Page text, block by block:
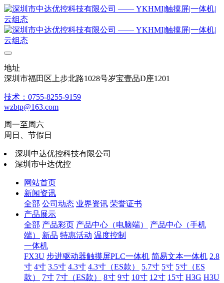
地址
深圳市福田区上步北路1028号岁宝壹品D座1201
技术：0755-8255-9159
wzbtp@163.com
周一至周六
周日、节假日
深圳中达优控科技有限公司
深圳市中达优控
网站首页
新闻资讯
全部 公司动态 业界资讯 荣誉证书
产品展示
全部 产品彩页 产品中心（电脑端）
产品中心（手机
端）
新品 特惠活动 温度控制
一体机
FX3U 步进驱动器触摸屏PLC一体机 简易文本一体机 2.8
寸 4寸 3.5寸 4.3寸 4.3寸（ES款） 5.7寸 5寸 5寸（ES
款）
7寸 7寸（ES款） 8寸 9寸 10寸 12寸 15寸 H3G H3U